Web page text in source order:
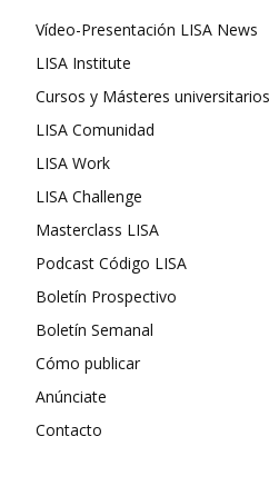
Vídeo-Presentación LISA News
LISA Institute
Cursos y Másteres universitarios
LISA Comunidad
LISA Work
LISA Challenge
Masterclass LISA
Podcast Código LISA
Boletín Prospectivo
Boletín Semanal
Cómo publicar
Anúnciate
Contacto